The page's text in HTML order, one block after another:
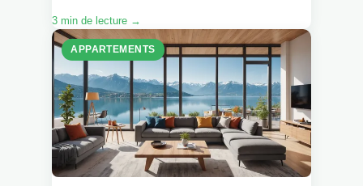
3 min de lecture →
APPARTEMENTS